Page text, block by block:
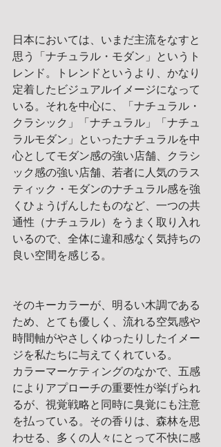
日本においては、いまだ主流をなすと
思う「ナチュラル・モダン」というト
レンド。トレンドというより、かなり
定着したビジュアルイメージになって
いる。それを中心に、「ナチュラル・
クラシック」「ナチュラル」「ナチュ
ラルモダン」といったナチュラルを中
心としてモダン感の強い店舗、クラシ
ック感の強い店舗、若者に人気のラス
ティック・モダンのナチュラル感を強
くひょうげんしたものなど、一つの共
通性（ナチュラル）をうまく取り入れ
いるので、全体に違和感なく気持ちの
良い空間を感じる。
そのキーカラーが、明るい木調である
ため、とても優しく、流れる空気感や
時間軸がやさしくゆったりしたイメー
ジを私たちに与えてくれている。
カラーマーケティングのなかで、五感
によりアプローチの重要性が挙げられ
るが、視覚戦略と同時に臭覚にも注意
を払っている。その香りは、森林を思
わせる、多くの人々にとって不快に感